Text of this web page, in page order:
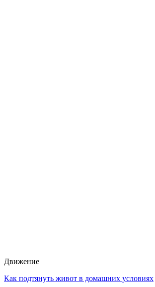
Движение
Как подтянуть живот в домашних условиях